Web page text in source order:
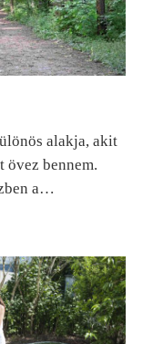
alakja, akit
övez bennem.
a…